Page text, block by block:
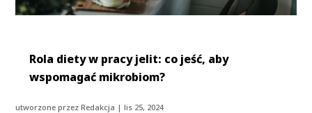
Rola diety w pracy jelit: co jeść, aby
wspomagać mikrobiom?
utworzone przezRedakcja |lis 25, 2024